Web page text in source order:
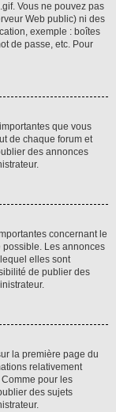
Vous ne pouvez pas
Web public) ni des
exemple : boîtes
de passe, etc. Pour
que vous
de chaque forum et
des annonces
concernant le
possible. Les annonces
elles sont
de publier des
la première page du
relativement
pour les
des sujets